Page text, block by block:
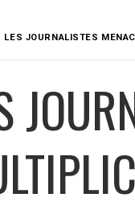
LES JOURNALISTES